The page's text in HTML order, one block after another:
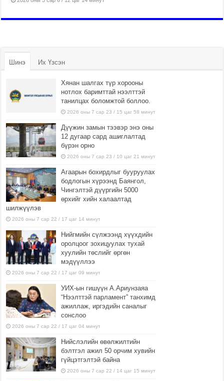
Шинэ Их Үзсэн
Хянан шалгах түр хорооны
нотлох баримттай нээлттэй
танилцах боломжтой боллоо.
2026 оны 7 сар 23 / 15 цаг 58 минут
Дүүжин замын тээвэр энэ оны
12 дугаар сард ашиглалтад
бүрэн орно
2026 оны 7 сар 23 / 10 цаг 21 минут
Агаарын бохирдлыг бууруулах
бодлогын хүрээнд Баянгол,
Чингэлтэй дүүргийн 5000
өрхийг хийн халаалтад
шилжүүлэв
2026 оны 7 сар 22 / 17 цаг 14 минут
Нийгмийн сүлжээнд хүүхдийн
оролцоог зохицуулах тухай
хуулийн төслийг өргөн
мэдүүллээ
2026 оны 7 сар 22 / 17 цаг 09 минут
УИХ-ын гишүүн А.Ариунзаяа
“Нээлттэй парламент” танхимд
ажиллаж, иргэдийн саналыг
сонслоо
2026 оны 7 сар 22 / 17 цаг 04 минут
Нийслэлийн өвөлжилтийн
бэлтгэл ажил 50 орчим хувийн
гүйцэтгэлтэй байна
2026 оны 7 сар 22 / 14 цаг 15 минут